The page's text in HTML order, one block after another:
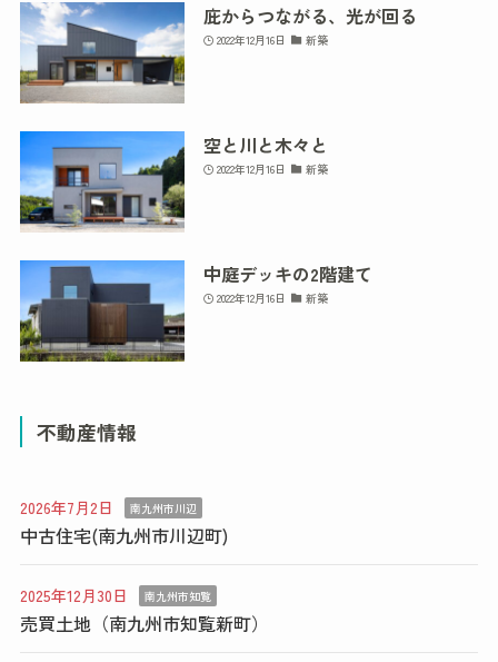
庇からつながる、光が回る
2022年12月16日 新築
空と川と木々と
2022年12月16日 新築
中庭デッキの2階建て
2022年12月16日 新築
不動産情報
2026年7月2日 南九州市川辺
中古住宅(南九州市川辺町)
2025年12月30日 南九州市知覧
売買土地（南九州市知覧新町）